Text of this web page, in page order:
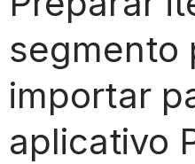
segmento
importar
aplicativo